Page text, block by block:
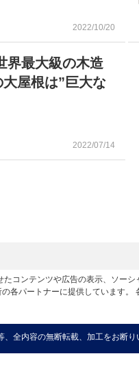
2022/10/20
界最大級の木造
屋根は”巨大な
2022/07/14
コンテンツや広告の表示、ソー
各パートナーに提供しています
全内容の無断転載、加工をお断り